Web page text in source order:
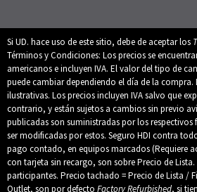
Si UD. hace uso de este sitio, debe de aceptar los
Términos y Condiciones: Los precios se
americanos e incluyen IVA. El valor del tipo de
puede cambiar dependiendo el día de la
ilustrativas. Los precios incluyen IVA salvo que
contrario, y están sujetos a cambios sin previo
publicadas son suministradas por los respectivos
ser modificadas por estos. Seguro HDI contra
pago contado, en equipos marcados (Requiere
con tarjeta sin recargo, son sobre Precio de
participantes. Precio tachado = Precio de Lista /
Outlet, son por defecto Factory Refurbished, si